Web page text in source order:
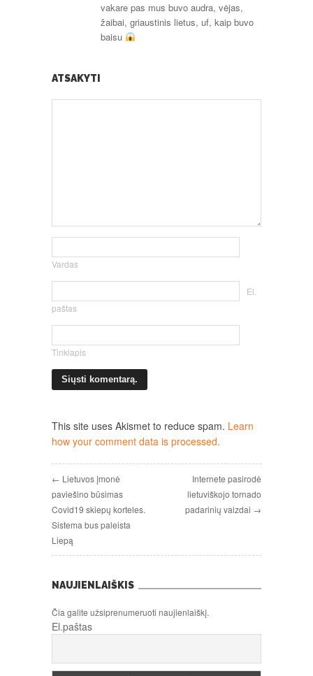
vakare pas mus buvo audra, vėjas,
žaibai, griaustinis lietus, uf, kaip buvo
baisu
ATSAKYTI
Vardas
El.
paštas
Tinklapis
This site uses Akismet to reduce spam. Learn
how your comment data is processed.
← Lietuvos įmonė
paviešino būsimas
Covid19 skiepų korteles.
Sistema bus paleista
Liepą
Internete pasirodė
lietuviškojo tornado
padarinių vaizdai →
NAUJIENLAIŠKIS
Čia galite užsiprenumeruoti naujienlaiškį.
El.paštas